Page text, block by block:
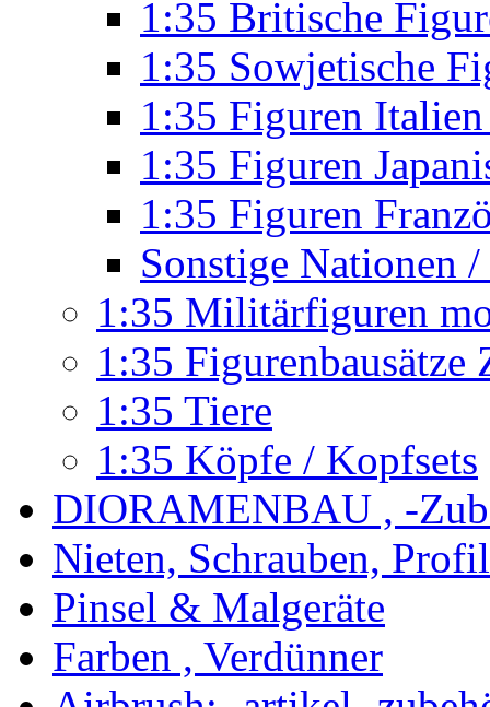
1:35 Britische
1:35 Sowjetische
1:35 Figuren
1:35 Figuren
1:35 Figuren
Sonstige Nationen
1:35 Militärfiguren
1:35
1:35 Tiere
1:35 Köpfe / Kopfsets
DIORAMENBAU , -
Nieten, Schrauben,
Pinsel & Malgeräte
Farben , Verdünner